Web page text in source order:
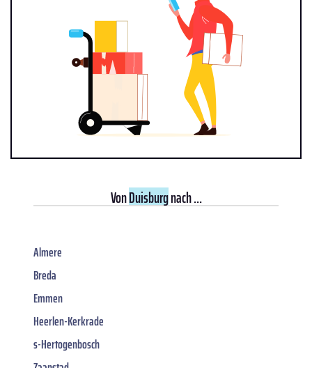
VonDuisburgnach ...
Almere
Breda
Emmen
Heerlen-Kerkrade
s-Hertogenbosch